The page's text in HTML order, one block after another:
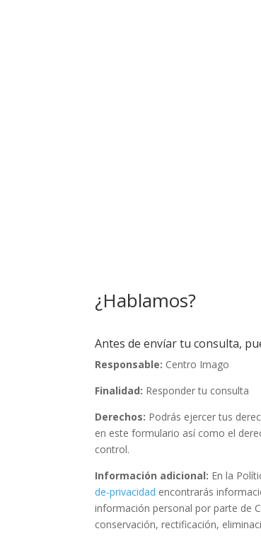
¿Hablamos?
Antes de envíar tu consulta,
Responsable: Centro Imago
Finalidad: Responder tu consulta
Derechos: Podrás ejercer tus
en este formulario así como el
control.
Información adicional: En la
de-privacidad encontrarás
información personal por parte de
conservación, rectificación,